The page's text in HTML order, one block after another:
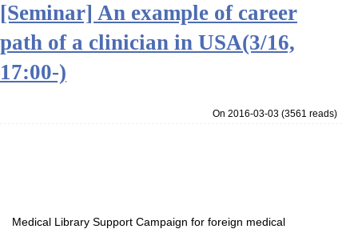
[Seminar] An example of career
path of a clinician in USA(3/16,
17:00-)
On 2016-03-03(3561 reads)
Medical Library Support Campaign for foreign medical